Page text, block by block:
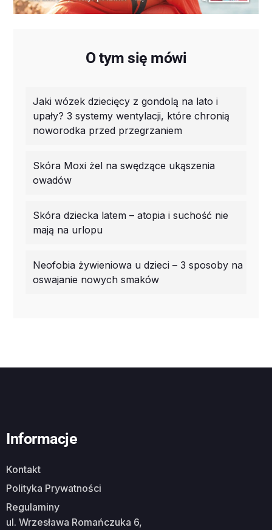
O tym się mówi
Jaki wózek dziecięcy z gondolą na lato i
upały? 3 systemy wentylacji, które chronią
noworodka przed przegrzaniem
Skóra Moxi żel na swędzące ukąszenia
owadów
Skóra dziecka latem – atopia i suchość nie
mają na urlopu
Neofobia żywieniowa u dzieci – 3 sposoby na
oswajanie nowych smaków
Informacje
Kontakt
Polityka Prywatności
Regulaminy
ul. Wrzesława Romańczuka 6,